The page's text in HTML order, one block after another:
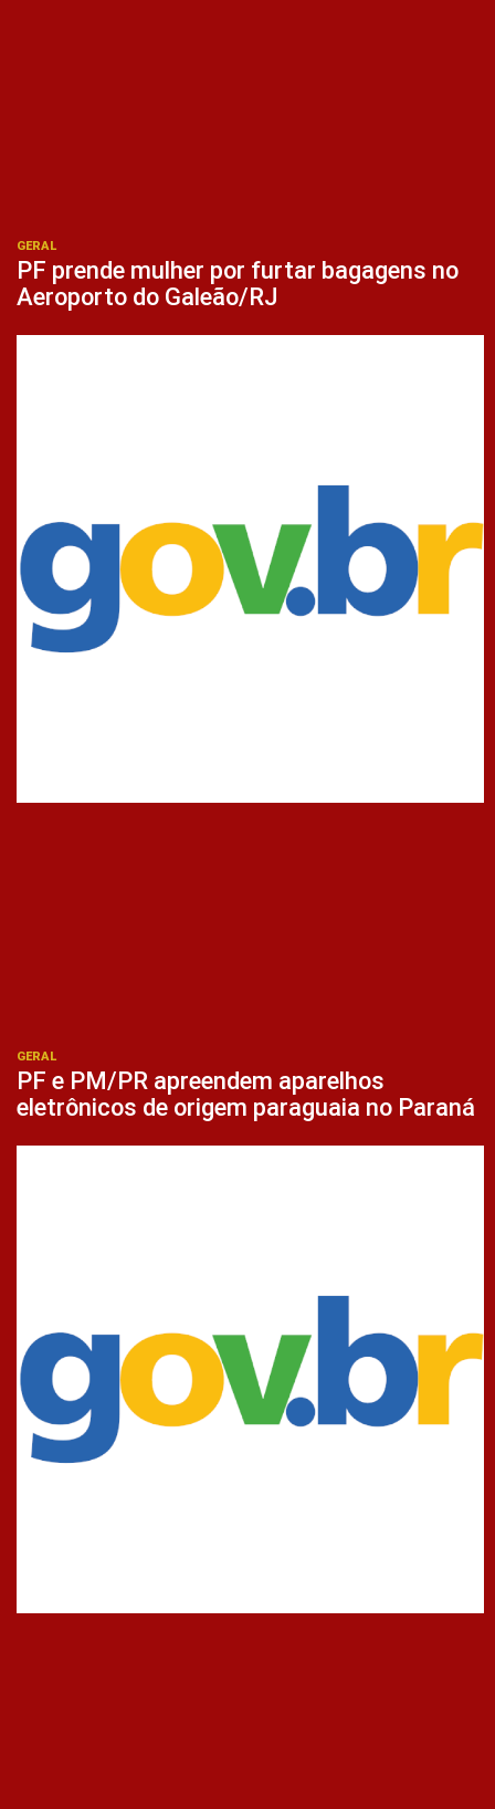
GERAL
PF prende mulher por furtar bagagens no
Aeroporto do Galeão/RJ
GERAL
PF e PM/PR apreendem aparelhos
eletrônicos de origem paraguaia no Paraná